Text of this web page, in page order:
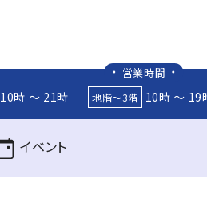
営業時間
10時 ～ 21時 地階～3階 10時 ～ 19
イベント